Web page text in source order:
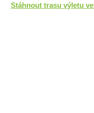
Stáhnout trasu výletu